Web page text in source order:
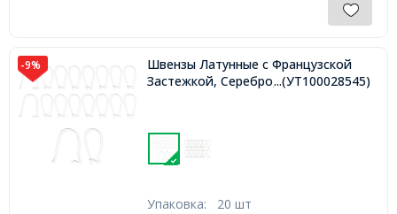
-9%
Швензы Латунные с Французской
Застежкой, Серебро, 33х14х0.7,
...(УТ100028545)
Упаковка: 20 шт